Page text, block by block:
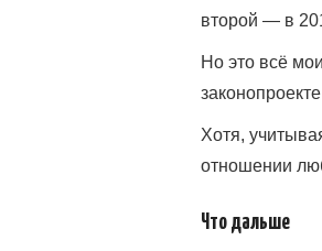
второй — в
Но это всё
Хотя,
отношении
Что дальше